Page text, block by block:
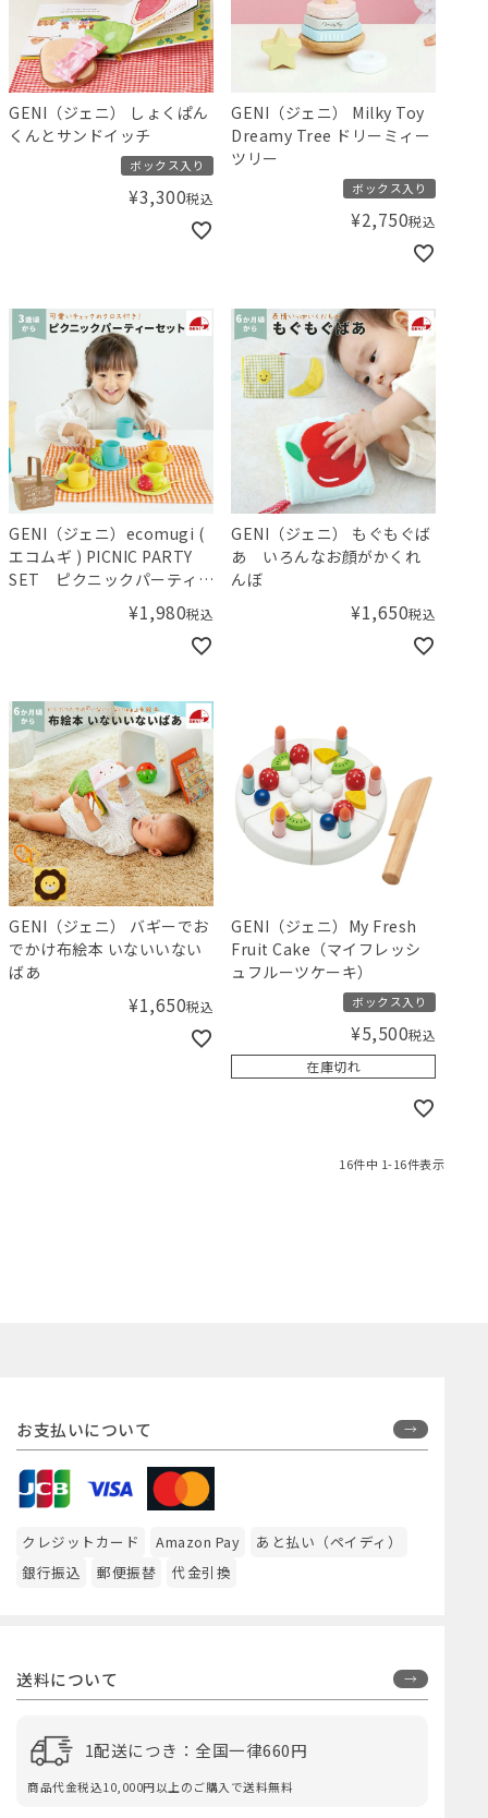
GENI（ジェニ） しょくぱん
くんとサンドイッチ
ボックス入り
¥3,300税込
GENI（ジェニ） Milky Toy
Dreamy Tree ドリーミィー
ツリー
ボックス入り
¥2,750税込
GENI（ジェニ）ecomugi (
エコムギ ) PICNIC PARTY
SET ピクニックパーティー
¥1,980税込
GENI（ジェニ） もぐもぐば
あ いろんなお顔がかくれ
んぼ
¥1,650税込
GENI（ジェニ） バギーでお
でかけ布絵本 いないいない
ばあ
¥1,650税込
GENI（ジェニ）My Fresh
Fruit Cake（マイフレッシ
ュフルーツケーキ）
ボックス入り
¥5,500税込
在庫切れ
16件中 1-16件表示
お支払いについて
クレジットカード Amazon Pay
あと払い（ペイディ）
銀行振込
郵便振替 代金引換
送料について
1配送につき：全国一律660円
商品代金税込10,000円以上のご購入で送料無料